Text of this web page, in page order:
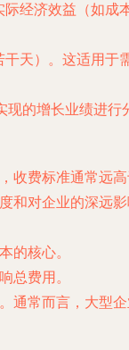
经济效益（如成
天）。这适用
的增长业绩进行
收费标准通常远高
和对企业的深远
的核心。
总费用。
通常而言，大型企